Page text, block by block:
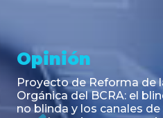
Noticia
RESOLUCIÓN 271/2026
SECRETARIA DE
DE PRODUCCIÓN: